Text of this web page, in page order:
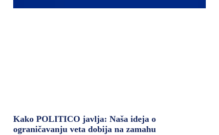
Kako POLITICO javlja: Naša ideja o
ograničavanju veta dobija na zamahu